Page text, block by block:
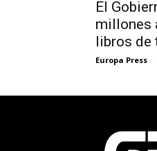
El
millones
libros de
Europa Press -